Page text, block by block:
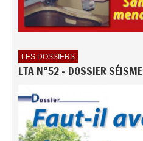
LES DOSSIERS
LTA N°52 - DOSSIER SÉISME